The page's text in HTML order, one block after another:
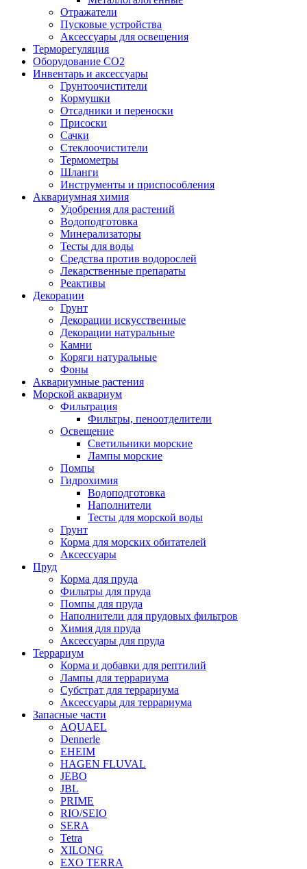
Отражатели
Пусковые устройства
Аксессуары для освещения
Терморегуляция
Оборудование CO2
Инвентарь и аксессуары
Грунтоочистители
Кормушки
Отсадники и переноски
Присоски
Сачки
Стеклоочистители
Термометры
Шланги
Инструменты и приспособления
Аквариумная химия
Удобрения для растений
Водоподготовка
Минерализаторы
Тесты для воды
Средства против водорослей
Лекарственные препараты
Реактивы
Декорации
Грунт
Декорации искусственные
Декорации натуральные
Камни
Коряги натуральные
Фоны
Аквариумные растения
Морской аквариум
Фильтрация
Фильтры, пеноотделители
Освещение
Светильники морские
Лампы морские
Помпы
Гидрохимия
Водоподготовка
Наполнители
Тесты для морской воды
Грунт
Корма для морских обитателей
Аксессуары
Пруд
Корма для пруда
Фильтры для пруда
Помпы для пруда
Наполнители для прудовых фильтров
Химия для пруда
Аксессуары для пруда
Террариум
Корма и добавки для рептилий
Лампы для террариума
Субстрат для террариума
Аксессуары для террариума
Запасные части
AQUAEL
Dennerle
EHEIM
HAGEN FLUVAL
JEBO
JBL
PRIME
RIO/SEIO
SERA
Tetra
XILONG
EXO TERRA